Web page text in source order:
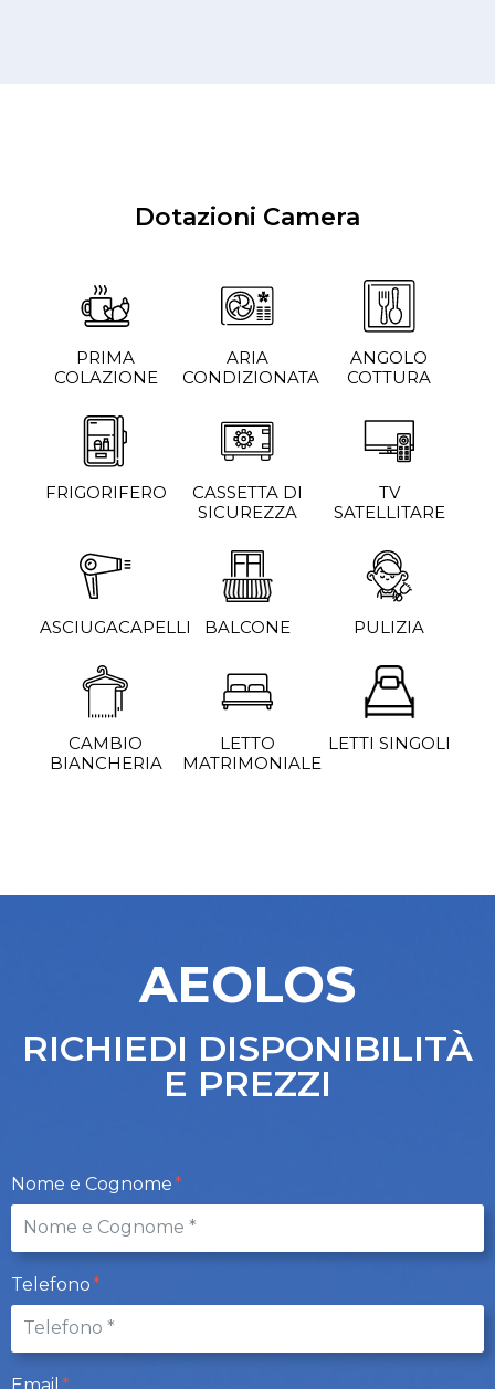
Dotazioni Camera
PRIMA
COLAZIONE
ARIA
CONDIZIONATA
ANGOLO
COTTURA
FRIGORIFERO
CASSETTA DI
SICUREZZA
TV
SATELLITARE
ASCIUGACAPELLI BALCONE PULIZIA
CAMBIO
BIANCHERIA
LETTO
MATRIMONIALE
LETTI SINGOLI
AEOLOS
RICHIEDI DISPONIBILITÀ
E PREZZI
Nome e Cognome
Telefono